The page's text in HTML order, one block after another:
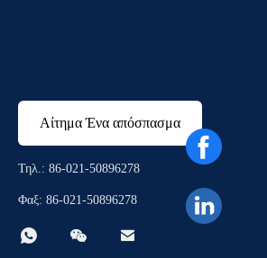
Αίτημα Ένα απόσπασμα
Τηλ.: 86-021-50896278
Φαξ: 86-021-50896278
  